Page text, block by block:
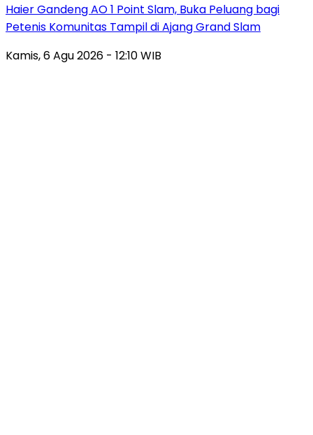
Haier Gandeng AO 1 Point Slam, Buka Peluang bagi
Petenis Komunitas Tampil di Ajang Grand Slam
Kamis, 6 Agu 2026 - 12:10 WIB